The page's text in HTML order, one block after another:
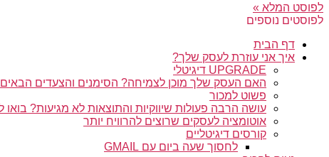
לפוסט המלא »
לפוסטים נוספים
דף הבית
איך אני עוזרת לעסק שלך?
UPGRADE דיגיטלי
האם העסק שלך מוכן לצמיחה? הסימנים והצעדים הבאים
פשוט למכור
עושה הרבה פעולות שיווקיות והתוצאות לא מגיעות?
אוטומציה לעסקים שרוצים להרוויח יותר
קורסים דיגיטליים
לחסוך שעה ביום עם GMAIL